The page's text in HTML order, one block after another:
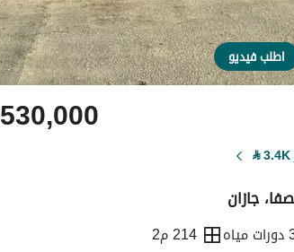
اطلب فيديو
530,000
3.4K
⃁
مياه 214 م2